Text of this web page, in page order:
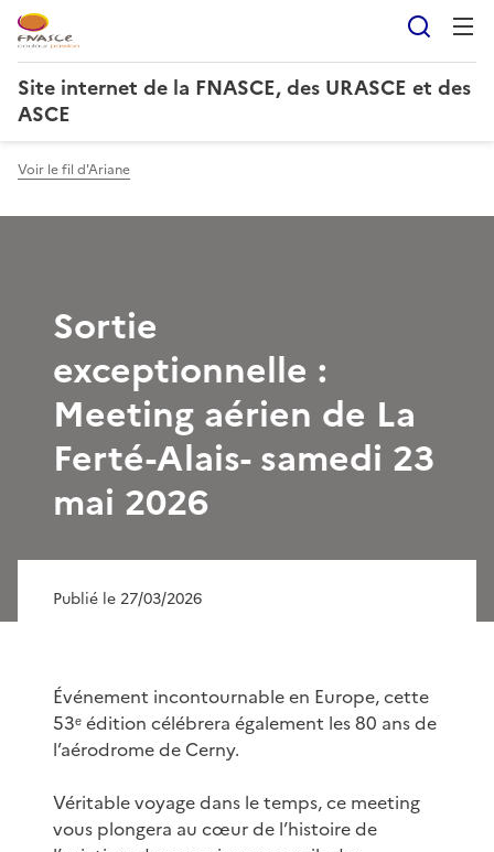
Site internet de la FNASCE, des URASCE et des
ASCE
Voir le fil d'Ariane
Sortie
exceptionnelle :
Meeting aérien de La
Ferté-Alais- samedi 23
mai 2026
Publié le 27/03/2026
Événement incontournable en Europe, cette
53ᵉ édition célébrera également les 80 ans de
l’aérodrome de Cerny.
Véritable voyage dans le temps, ce meeting
vous plongera au cœur de l’histoire de